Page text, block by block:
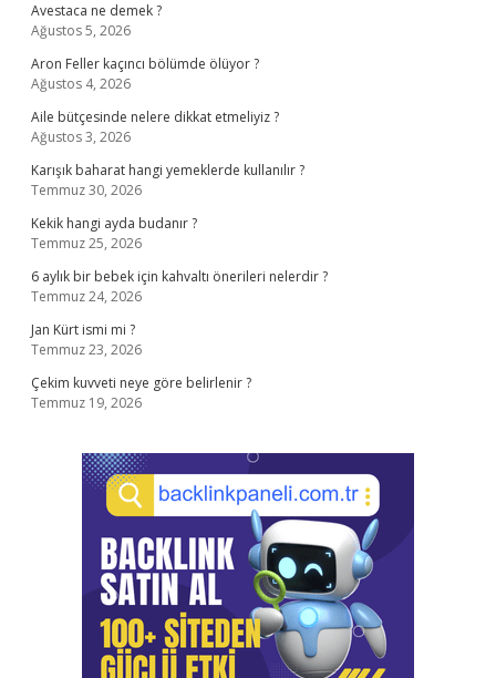
Avestaca ne demek ?
Ağustos 5, 2026
Aron Feller kaçıncı bölümde ölüyor ?
Ağustos 4, 2026
Aile bütçesinde nelere dikkat etmeliyiz ?
Ağustos 3, 2026
Karışık baharat hangi yemeklerde kullanılır ?
Temmuz 30, 2026
Kekik hangi ayda budanır ?
Temmuz 25, 2026
6 aylık bir bebek için kahvaltı önerileri nelerdir ?
Temmuz 24, 2026
Jan Kürt ismi mi ?
Temmuz 23, 2026
Çekim kuvveti neye göre belirlenir ?
Temmuz 19, 2026